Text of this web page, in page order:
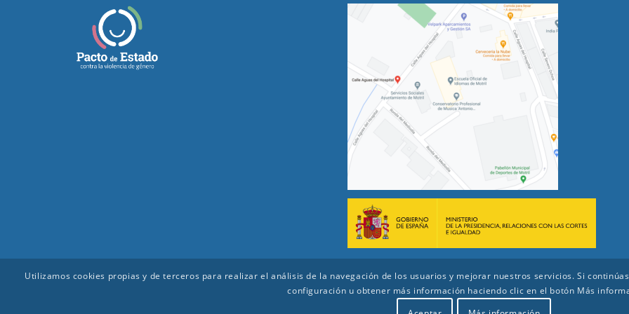
Utilizamos cookies propias y de terceros para realizar el análisis de la navegación de los usuarios y mejorar nuestros servicios. Si
configuración u obtener más información haciendo clic en el botón Más